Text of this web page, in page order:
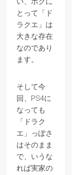
とって「ド
ラクエ」は
大きな存在
なのであり
ます。
そして今
回、PS4に
なっても
「ドラク
エ」っぽさ
はそのまま
で、いうな
れば実家の